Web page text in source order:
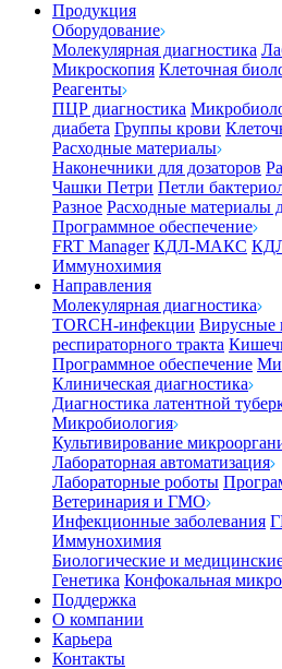
Продукция
Оборудование
Молекулярная диагностика
Микроскопия Клеточная
Реагенты
ПЦР диагностика
диабета Группы крови
Расходные материалы
Наконечники для дозаторов
Чашки Петри Петли
Разное Расходные материалы
Программное обеспечение
FRT Manager КДЛ-МАКС
Иммунохимия
Направления
Молекулярная диагностика
TORCH-инфекции Вирусные
респираторного тракта
Программное обеспечение
Клиническая диагностика
Диагностика латентной
Микробиология
Культивирование
Лабораторная автоматизация
Лабораторные роботы
Ветеринария и ГМО
Инфекционные заболевания
Иммунохимия
Биологические и
Генетика Конфокальная
Поддержка
О компании
Карьера
Контакты